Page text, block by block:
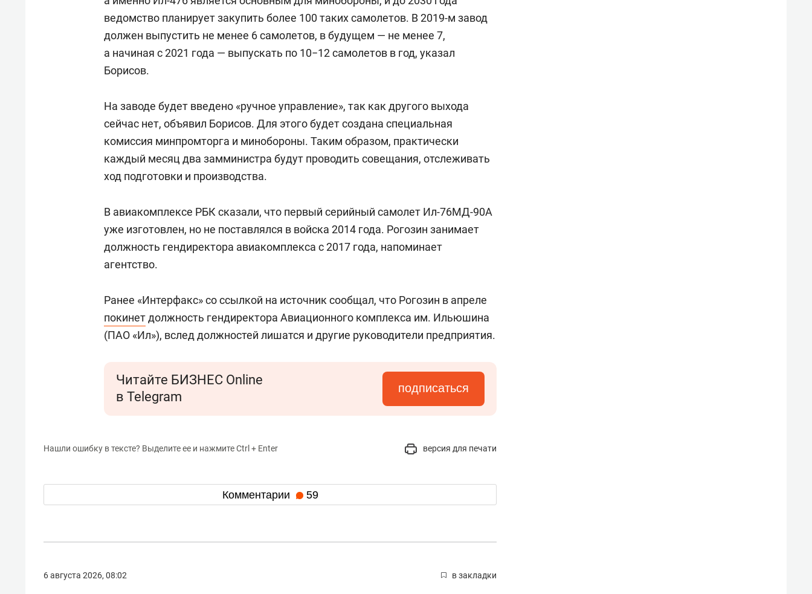
ведомство планирует закупить более 100 таких самолетов. В 2019-м завод
должен выпустить не менее 6 самолетов, в будущем — не менее 7,
а начиная с 2021 года — выпускать по 10−12 самолетов в год, указал
Борисов.
На заводе будет введено «ручное управление», так как другого выхода
сейчас нет, объявил Борисов. Для этого будет создана специальная
комиссия минпромторга и минобороны. Таким образом, практически
каждый месяц два замминистра будут проводить совещания, отслеживать
ход подготовки и производства.
В авиакомплексе РБК сказали, что первый серийный самолет Ил-76МД-90А
уже изготовлен, но не поставлялся в войска 2014 года. Рогозин занимает
должность гендиректора авиакомплекса с 2017 года, напоминает
агентство.
Ранее «Интерфакс» со ссылкой на источник сообщал, что Рогозин в апреле
покинетдолжность гендиректора Авиационного комплекса им. Ильюшина
(ПАО «Ил»), вслед должностей лишатся и другие руководители предприятия.
Читайте БИЗНЕС Online
в Telegram
подписаться
Нашли ошибку в тексте? Выделите ее и нажмите Ctrl + Enter версия для печати
Комментарии 59
6 августа 2026, 08:02 в закладки